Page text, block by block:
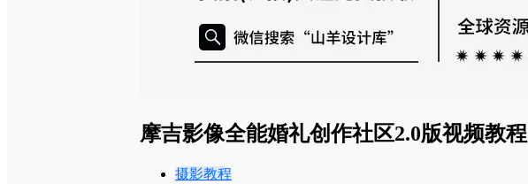
摩吉影像全能婚礼创作社区2.0版视频教程
摄影教程